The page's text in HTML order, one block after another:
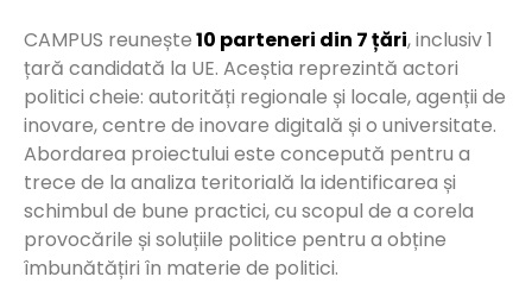
pentru a defini ce au planificat
sau realizat în crearea
Campusului și serviciile oferite;
CAMPUS reunește10 parteneri din 7 țări, inclusiv 1
țară candidată la UE. Aceștia reprezintă actori
politici cheie: autorități regionale și locale, agenții de
inovare, centre de inovare digitală și o universitate.
Abordarea proiectului este concepută pentru a
trece de la analiza teritorială la identificarea și
schimbul de bune practici, cu scopul de a corela
provocările și soluțiile politice pentru a obține
îmbunătățiri în materie de politici.